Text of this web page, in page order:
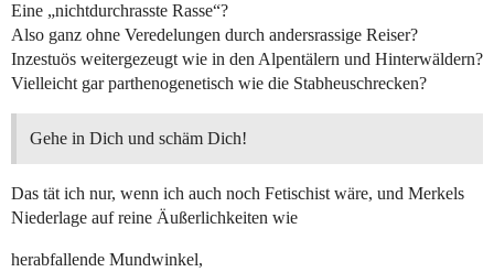
Eine „nichtdurchrasste Rasse“?
Also ganz ohne Veredelungen durch andersrassige Reiser?
Inzestuös weitergezeugt wie in den Alpentälern und Hinterwäldern?
Vielleicht gar parthenogenetisch wie die Stabheuschrecken?
Gehe in Dich und schäm Dich!
Das tät ich nur, wenn ich auch noch Fetischist wäre, und Merkels
Niederlage auf reine Äußerlichkeiten wie
herabfallende Mundwinkel,